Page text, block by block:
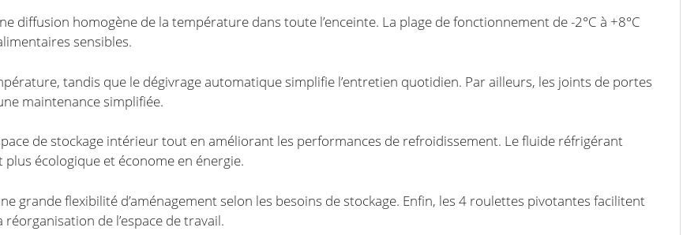
diffusion homogène de la température dans toute l’enceinte. La plage de fonctionnement de -2°C à +8°C
sensibles.
tandis que le dégivrage automatique simplifie l’entretien quotidien. Par ailleurs, les joints de portes
maintenance simplifiée.
de stockage intérieur tout en améliorant les performances de refroidissement. Le fluide réfrigérant
écologique et économe en énergie.
grande flexibilité d’aménagement selon les besoins de stockage. Enfin, les 4 roulettes pivotantes facilitent
de l’espace de travail.